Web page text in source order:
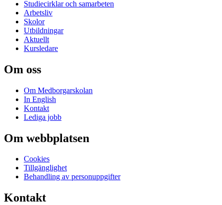
Studiecirklar och samarbeten
Arbetsliv
Skolor
Utbildningar
Aktuellt
Kursledare
Om oss
Om Medborgarskolan
In English
Kontakt
Lediga jobb
Om webbplatsen
Cookies
Tillgänglighet
Behandling av personuppgifter
Kontakt